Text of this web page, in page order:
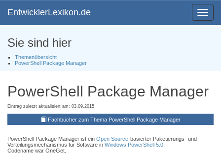
Toggle
EntwicklerLexikon.de
Sie sind hier
Themenübersicht
PowerShell Package Manager
PowerShell Package Manager
Eintrag zuletzt aktualisiert am: 03.09.2015
Fachbücher zum Thema PowerShell Package Manager
PowerShell Package Manager ist ein Open Source-basierter Paketierungs- und
Verteilungsmechanismus für Software in Windows PowerShell 5.0
Codename war OneGet.